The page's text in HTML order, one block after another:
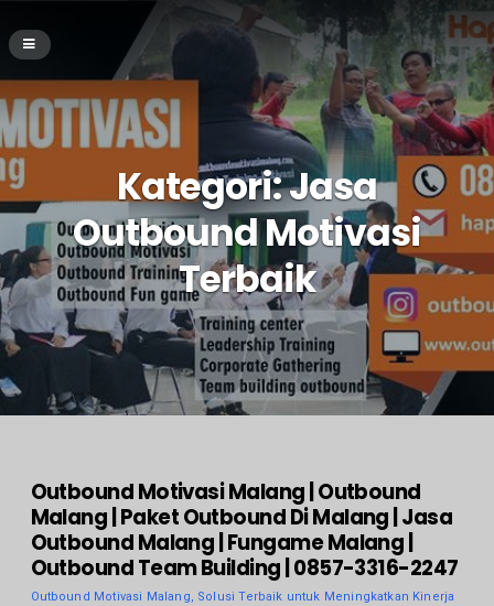
Kategori:Jasa
Outbound Motivasi
Terbaik
Outbound Motivasi Malang | Outbound
Malang | Paket Outbound Di Malang | Jasa
Outbound Malang | Fungame Malang |
Outbound Team Building | 0857-3316-2247
Outbound Motivasi Malang, Solusi Terbaik untuk Meningkatkan Kinerja